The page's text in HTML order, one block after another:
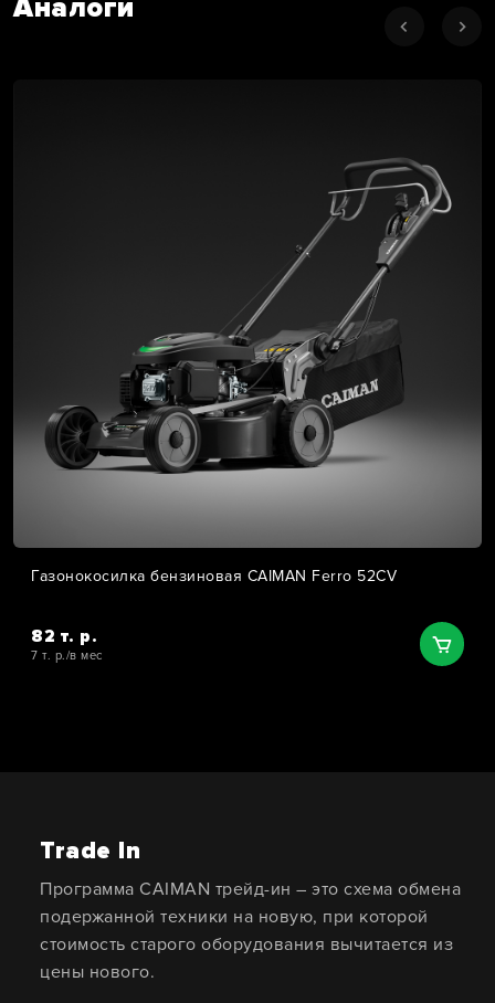
Аналоги
Газонокосилка бензиновая CAIMAN Ferro 52CV
82 т. р.
7 т. р./в мес
Trade In
Программа CAIMAN трейд-ин – это схема обмена
подержанной техники на новую, при которой
стоимость старого оборудования вычитается из
цены нового.